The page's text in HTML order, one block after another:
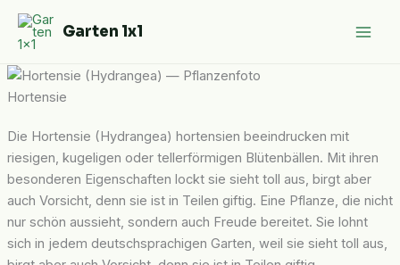
Zum
Inhalt
springen
Garten 1x1
Hortensie
Die Hortensie (Hydrangea) hortensien beeindrucken mit
riesigen, kugeligen oder tellerförmigen Blütenbällen. Mit ihren
besonderen Eigenschaften lockt sie sieht toll aus, birgt aber
auch Vorsicht, denn sie ist in Teilen giftig. Eine Pflanze, die nicht
nur schön aussieht, sondern auch Freude bereitet. Sie lohnt
sich in jedem deutschsprachigen Garten, weil sie sieht toll aus,